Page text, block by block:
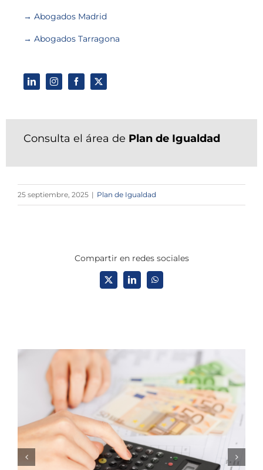
→ Abogados Madrid
→ Abogados Tarragona
Consulta el área de Plan de Igualdad
25 septiembre, 2025 | Plan de Igualdad
Compartir en redes sociales
X LinkedInWhatsApp